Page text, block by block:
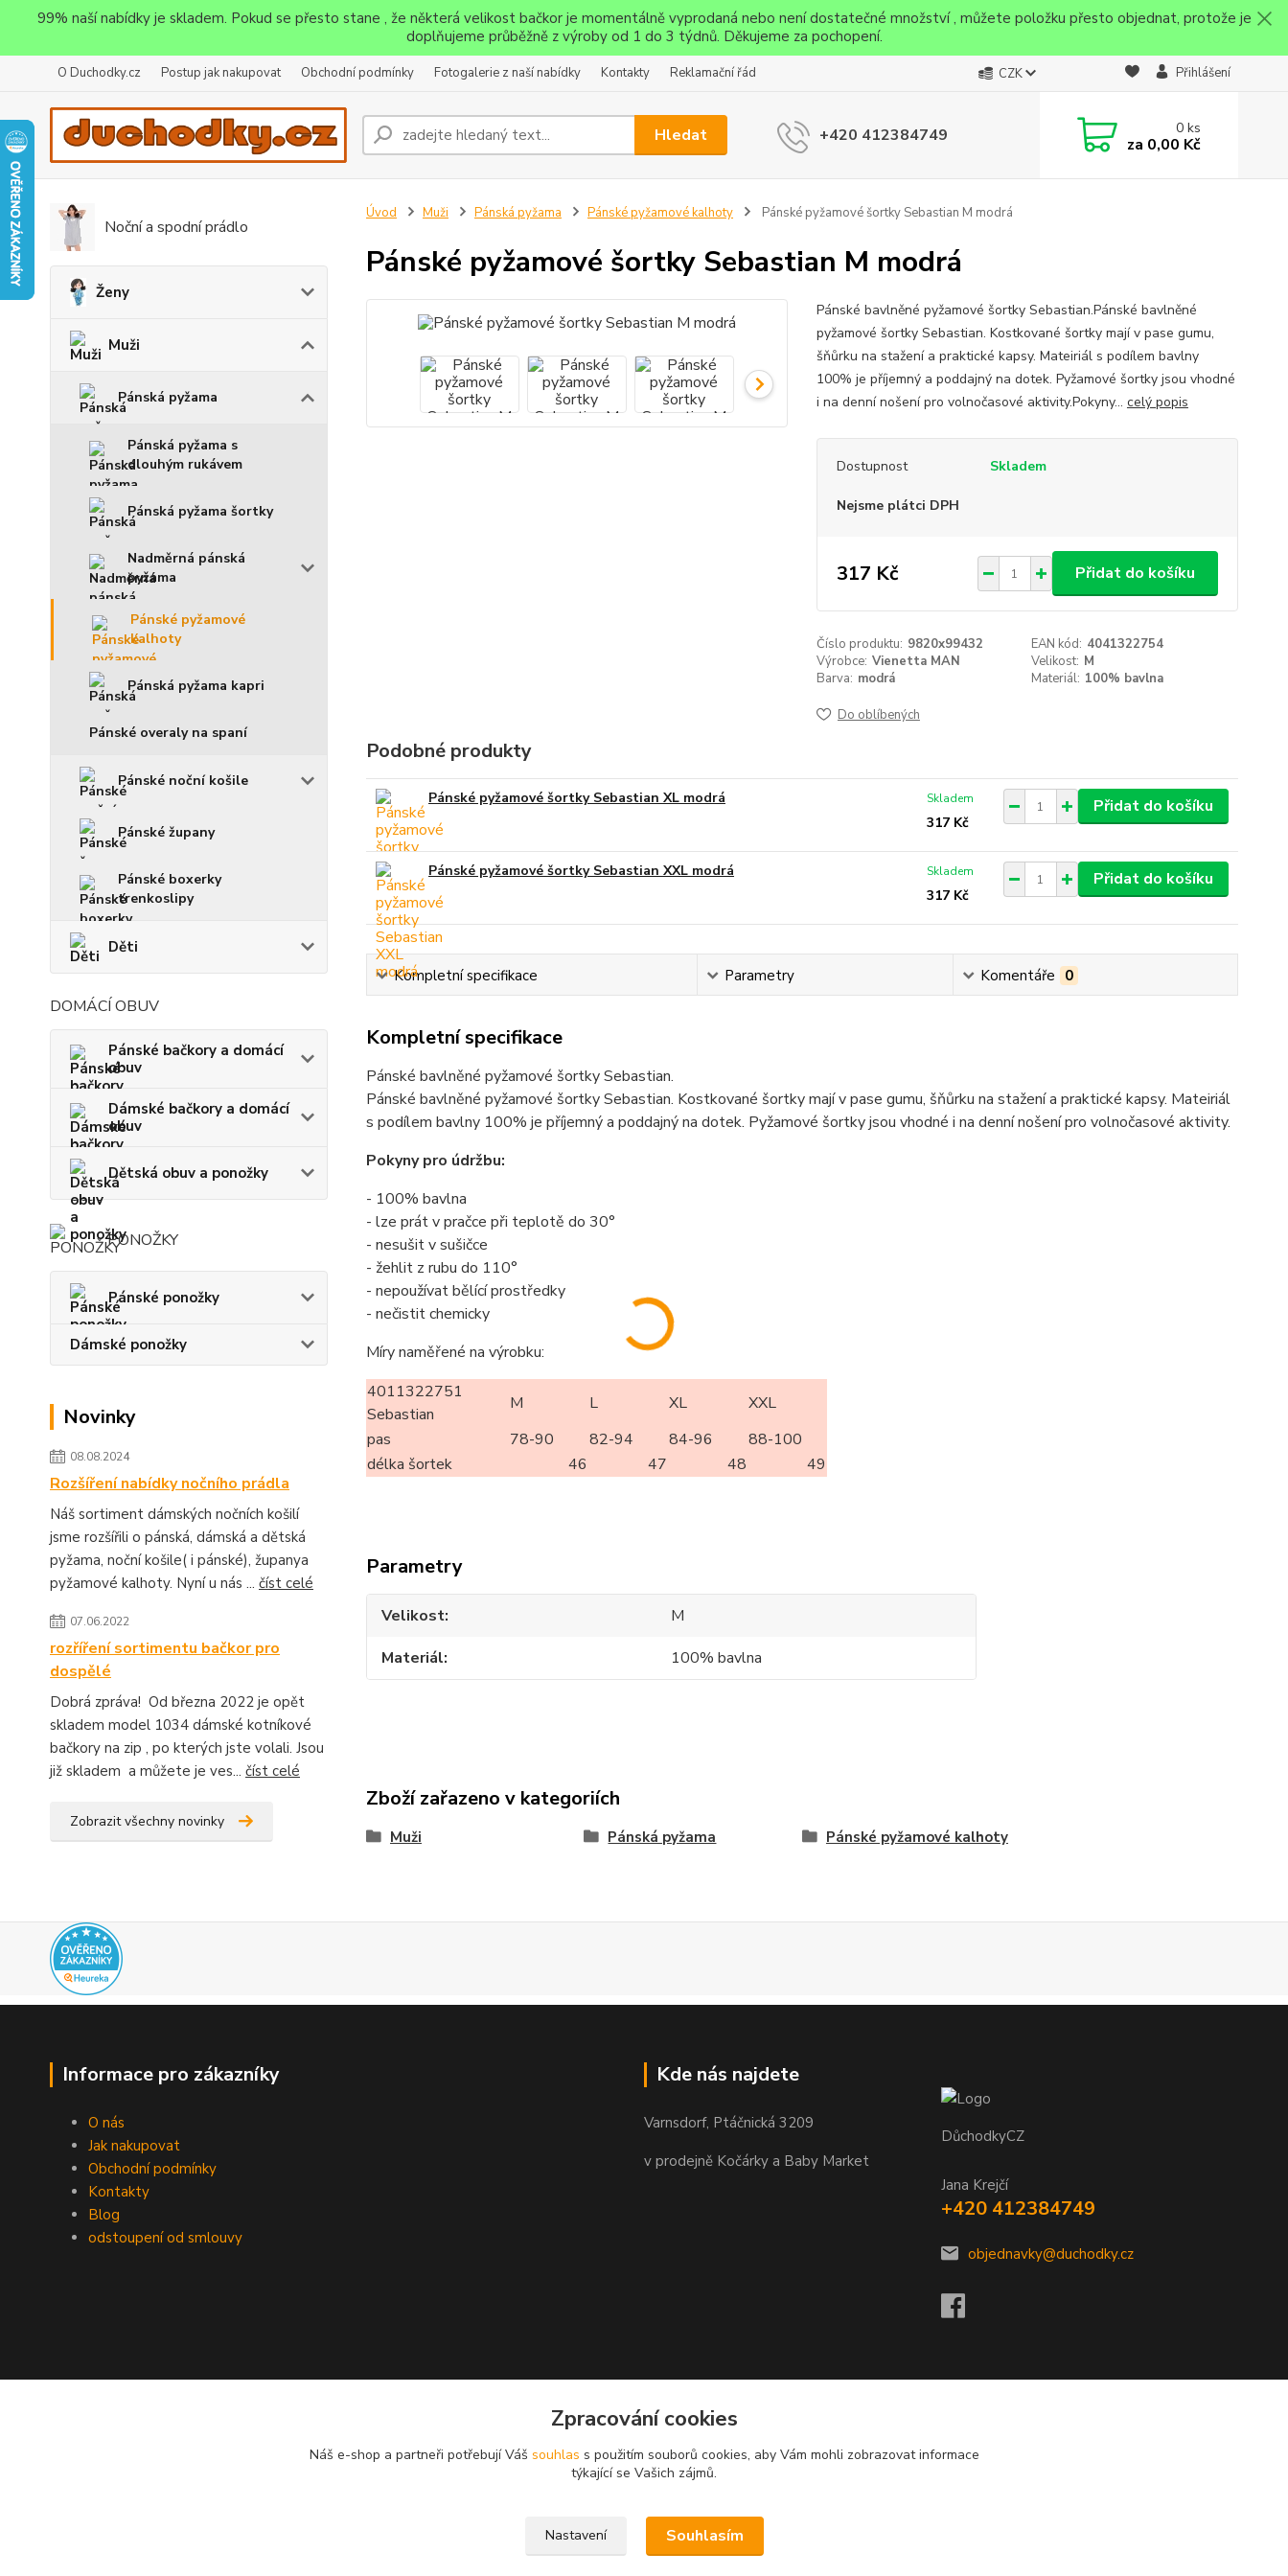
99% naší nabídky je skladem. Pokud se přesto stane , že některá velikost bačkor je momentálně vyprodaná nebo není dostatečné množství , můžete položku přesto objednat, protože je
doplňujeme průběžně z výroby od 1 do 3 týdnů. Děkujeme za pochopení.
O Duchodky.cz Postup jak nakupovat Obchodní podmínky Fotogalerie z naší nabídky Kontakty Reklamační řád CZK Přihlášení
Hledat +420 412384749 0ks
za 0,00 Kč
Noční a spodní prádlo
Ženy
Muži
Pánská pyžama
Pánská pyžama s
dlouhým rukávem
Pánská pyžama šortky
Nadměrná pánská
pyžama
Pánské pyžamové
kalhoty
Pánská pyžama kapri
Pánské overaly na spaní
Pánské noční košile
Pánské župany
Pánské boxerky
trenkoslipy
Děti
DOMÁCÍ OBUV
Pánské bačkory a domácí
obuv
Dámské bačkory a domácí
obuv
Dětská obuv a ponožky
PONOŽKY
Pánské ponožky
Dámské ponožky
Novinky
08.08.2024
Rozšíření nabídky nočního prádla
Náš sortiment dámských nočních košilí
jsme rozšířili o pánská, dámská a dětská
pyžama, noční košile( i pánské), županya
pyžamové kalhoty. Nyní u nás ... číst celé
07.06.2022
rozříření sortimentu bačkor pro
dospělé
Dobrá zpráva! Od března 2022 je opět
skladem model 1034 dámské kotníkové
bačkory na zip , po kterých jste volali. Jsou
již skladem a můžete je ves... číst celé
Zobrazit všechny novinky
Úvod Muži Pánská pyžama Pánské pyžamové kalhoty Pánské pyžamové šortky Sebastian M modrá
Pánské pyžamové šortky Sebastian M modrá
Pánské bavlněné pyžamové šortky Sebastian.Pánské bavlněné
pyžamové šortky Sebastian. Kostkované šortky mají v pase gumu,
šňůrku na stažení a praktické kapsy. Mateiriál s podílem bavlny
100% je příjemný a poddajný na dotek. Pyžamové šortky jsou vhodné
i na denní nošení pro volnočasové aktivity.Pokyny... celý popis
Dostupnost Skladem
Nejsme plátci DPH
317 Kč Přidat do košíku
Číslo produktu: 9820x99432 EAN kód: 4041322754
Výrobce: Vienetta MAN Velikost: M
Barva: modrá Materiál: 100% bavlna
Do oblíbených
Podobné produkty
Pánské pyžamové šortky Sebastian XL modrá
317 Kč
Skladem Přidat do košíku
Pánské pyžamové šortky Sebastian XXL modrá
317 Kč
Skladem Přidat do košíku
Kompletní specifikace Parametry Komentáře 0
Kompletní specifikace
Pánské bavlněné pyžamové šortky Sebastian.
Pánské bavlněné pyžamové šortky Sebastian. Kostkované šortky mají v pase gumu, šňůrku na stažení a praktické kapsy. Mateiriál
s podílem bavlny 100% je příjemný a poddajný na dotek. Pyžamové šortky jsou vhodné i na denní nošení pro volnočasové aktivity.
Pokyny pro údržbu:
- 100% bavlna
- lze prát v pračce při teplotě do 30°
- nesušit v sušičce
- žehlit z rubu do 110°
- nepoužívat bělící prostředky
- nečistit chemicky
Míry naměřené na výrobku:
4011322751
Sebastian
M L XL
XXL
pas
78-90 82-94 84-96
88-100
délka šortek
46 47 48 49
Parametry
Velikost
M
Materiál
100% bavlna
Zboží zařazeno v kategoriích
Muži Pánská pyžama Pánské pyžamové kalhoty
Informace pro zákazníky
O nás
Jak nakupovat
Obchodní podmínky
Kontakty
Blog
odstoupení od smlouvy
Kde nás najdete
Varnsdorf, Ptáčnická 3209
v prodejně Kočárky a Baby Market
DůchodkyCZ
Jana Krejčí
+420 412384749
objednavky@duchodky.cz
Zpracování cookies
Náš e-shop a partneři potřebují Váš souhlas s použitím souborů cookies, aby Vám mohli zobrazovat informace
týkající se Vašich zájmů.
Nastavení Souhlasím